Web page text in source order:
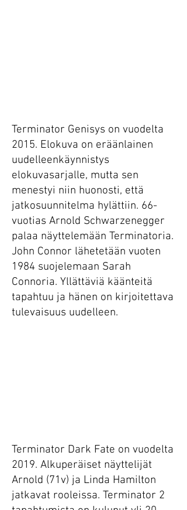
Terminator Genisys on vuodelta
2015. Elokuva on eräänlainen
uudelleenkäynnistys
elokuvasarjalle, mutta sen
menestyi niin huonosti, että
jatkosuunnitelma hylättiin. 66-
vuotias Arnold Schwarzenegger
palaa näyttelemään Terminatoria.
John Connor lähetetään vuoten
1984 suojelemaan Sarah
Connoria. Yllättäviä käänteitä
tapahtuu ja hänen on kirjoitettava
tulevaisuus uudelleen.
Terminator Dark Fate on vuodelta
2019. Alkuperäiset näyttelijät
Arnold (71v) ja Linda Hamilton
jatkavat rooleissa. Terminator 2